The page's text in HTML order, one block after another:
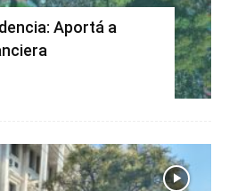
Aportá a